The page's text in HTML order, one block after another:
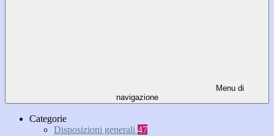
Menu di
navigazione
Categorie
Disposizioni generali 47